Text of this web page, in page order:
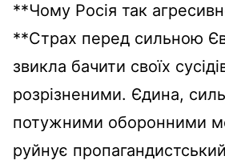
**Чому Росія так
**Страх перед сильною
звикла бачити своїх
розрізненими. Єдина,
потужними оборонними
руйнує